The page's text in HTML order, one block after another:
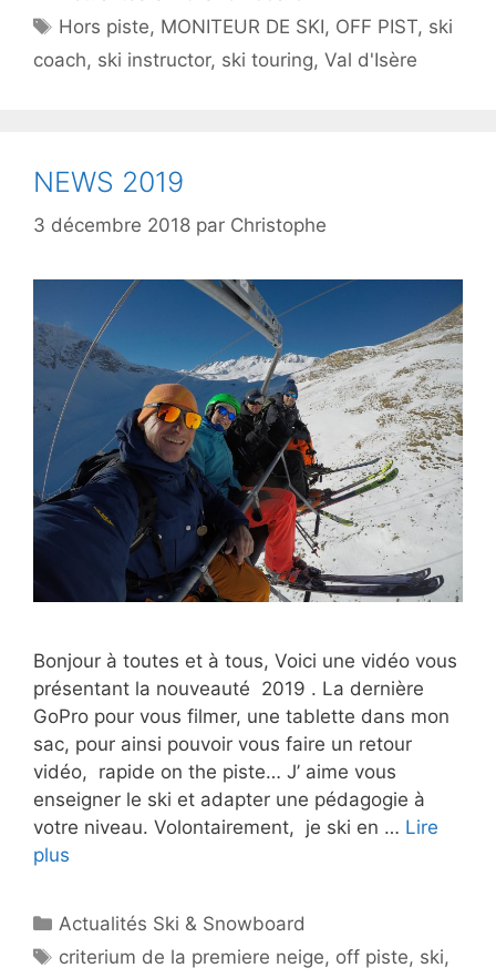
Étiquettes
Hors piste, MONITEUR DE SKI, OFF PIST, ski
coach, ski instructor, ski touring, Val d'Isère
NEWS 2019
3 décembre 2018 par Christophe
Bonjour à toutes et à tous, Voici une vidéo vous
présentant la nouveauté 2019 . La dernière
GoPro pour vous filmer, une tablette dans mon
sac, pour ainsi pouvoir vous faire un retour
vidéo, rapide on the piste… J’ aime vous
enseigner le ski et adapter une pédagogie à
votre niveau. Volontairement, je ski en … Lire
plus
Catégories
Actualités Ski & Snowboard
Étiquettes
criterium de la premiere neige, off piste, ski,